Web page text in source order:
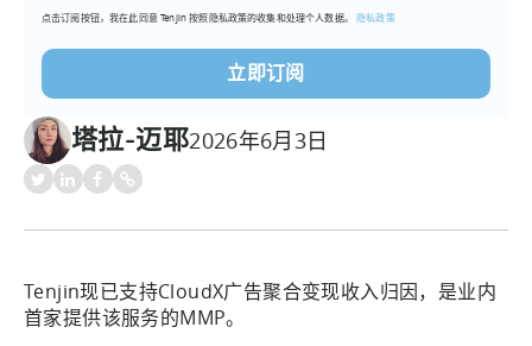
点击订阅按钮，我在此同意 Tenjin 按照隐私政策的收集和处理个人数据。隐私政策
塔拉-迈耶2026年6月3日
Tenjin现已支持CloudX广告聚合变现收入归因，是业内
首家提供该服务的MMP。